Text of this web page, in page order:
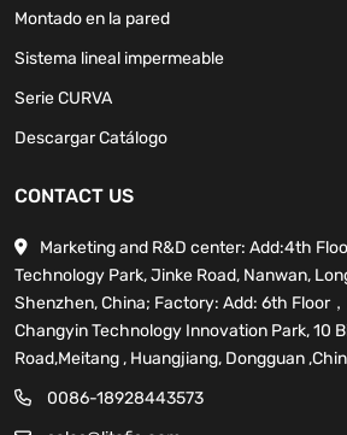
Montado en la pared
Sistema lineal impermeable
Serie CURVA
Descargar Catálogo
CONTACT US
Marketing and R&D center: Add:4th
Technology Park, Jinke Road, Nanwan,
Shenzhen, China; Factory: Add: 6th Floor
Changyin Technology Innovation Park, 10
Road,Meitang , Huangjiang, Dongguan
0086-18928443573